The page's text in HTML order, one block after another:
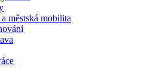
městská mobilita